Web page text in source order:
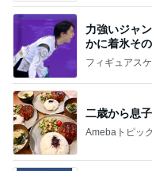
力強いジャ
かに着氷そ
なす
フィギュアス
二歳から息
Amebaトピッ